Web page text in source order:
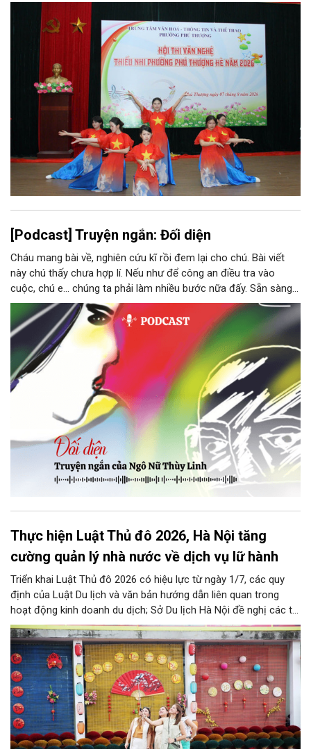
phố trên địa bàn.
[Podcast] Truyện ngắn: Đối diện
Cháu mang bài về, nghiên cứu kĩ rồi đem lại cho chú. Bài viết
này chú thấy chưa hợp lí. Nếu như để công an điều tra vào
cuộc, chú e… chúng ta phải làm nhiều bước nữa đấy. Sẵn sàng
thì tiếp tục nhé! Chú Minh cầm tập bài viết đưa lại cho Thy. Cô
ngại ngùng đỡ lấy. Đây là lần thứ ba, loạt bài phóng sự của mình
bị Tổng biên tập kêu lên để trả lại...
Thực hiện Luật Thủ đô 2026, Hà Nội tăng
cường quản lý nhà nước về dịch vụ lữ hành
Triển khai Luật Thủ đô 2026 có hiệu lực từ ngày 1/7, các quy
định của Luật Du lịch và văn bản hướng dẫn liên quan trong
hoạt động kinh doanh du dịch; Sở Du lịch Hà Nội đề nghị các tổ
chức, đơn vị, doanh nghiệp kinh doanh dịch vụ lữ hành trên địa
bàn thành phố thực hiện một số nội dung quan trọng. Qua đó
góp phần thực hiện thắng lợi các mục tiêu phát triển du lịch Hà
Nội năm 2026 và giai đoạn tiếp theo.